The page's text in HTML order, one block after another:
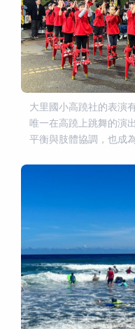
大里國小高蹺社的表演
唯一在高蹺上跳舞的演
平衡與肢體協調，也成